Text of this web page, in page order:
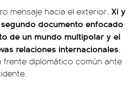
mensaje hacia el exterior, Xi y
documento enfocado
de un mundo multipolar y el
relaciones internacionales,
frente diplomático común ante